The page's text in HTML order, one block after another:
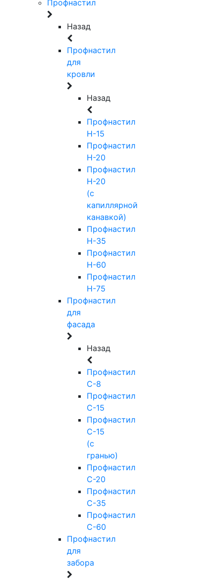
Профнастил
Назад
Профнастил
для
кровли
Назад
Профнастил
Н-15
Профнастил
Н-20
Профнастил
Н-20
(с
капиллярной
канавкой)
Профнастил
Н-35
Профнастил
Н-60
Профнастил
Н-75
Профнастил
для
фасада
Назад
Профнастил
С-8
Профнастил
С-15
Профнастил
С-15
(с
гранью)
Профнастил
С-20
Профнастил
С-35
Профнастил
С-60
Профнастил
для
забора